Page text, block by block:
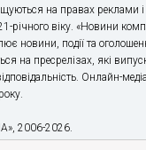
на правах реклами
річного віку. «Новини
новини, події та
на пресрелізах, які
Онлайн-
2006-2026.